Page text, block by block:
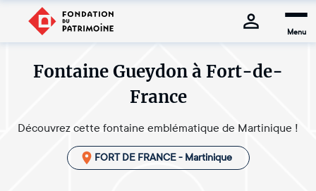
Menu
Fontaine Gueydon à Fort-de-
France
Découvrez cette fontaine emblématique de Martinique !
FORT DE FRANCE - Martinique